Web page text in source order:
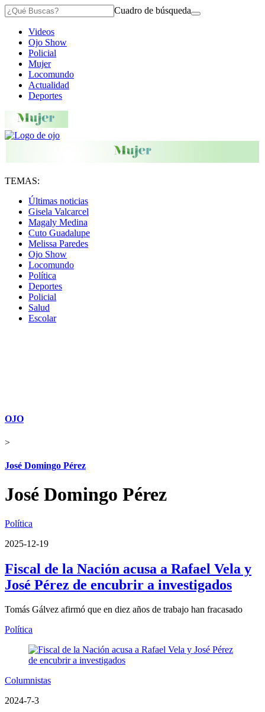
Cuadro de búsqueda
Videos
Ojo Show
Policial
Mujer
Locomundo
Actualidad
Deportes
TEMAS:
Últimas noticias
Gisela Valcarcel
Magaly Medina
Cuto Guadalupe
Melissa Paredes
Ojo Show
Locomundo
Política
Deportes
Policial
Salud
Escolar
OJO
>
José Domingo Pérez
José Domingo Pérez
Política
2025-12-19
Fiscal de la Nación acusa a Rafael Vela y
José Pérez de encubrir a investigados
Tomás Gálvez afirmó que en diez años de trabajo han fracasado
Política
Columnistas
2024-7-3